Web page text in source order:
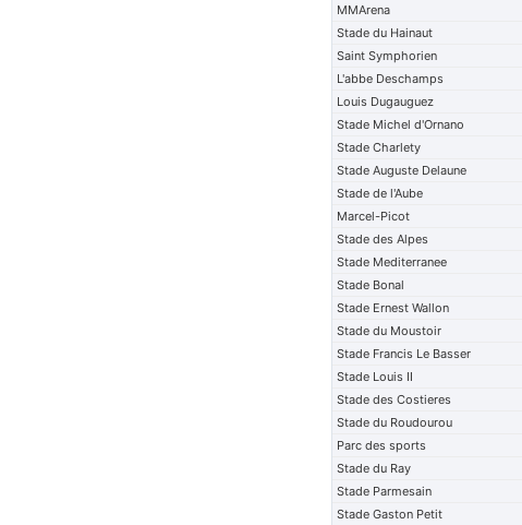
MMArena
Stade du Hainaut
Saint Symphorien
L'abbe Deschamps
Louis Dugauguez
Stade Michel d'Ornano
Stade Charlety
Stade Auguste Delaune
Stade de l'Aube
Marcel-Picot
Stade des Alpes
Stade Mediterranee
Stade Bonal
Stade Ernest Wallon
Stade du Moustoir
Stade Francis Le Basser
Stade Louis II
Stade des Costieres
Stade du Roudourou
Parc des sports
Stade du Ray
Stade Parmesain
Stade Gaston Petit